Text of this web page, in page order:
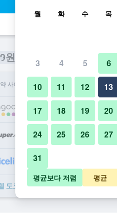
원
사이트 1박당 총액
52,509원
56,980원
도쿄 ​특가 ​상품 115개 ​더 ​보기
월 화 수 목
3 4 5 6
10 11 12 13
17 18 19 20
24 25 26 27
31
평균보다 저렴 평균